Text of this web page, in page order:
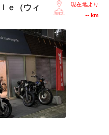
ｅ（ウィ
現在地より
-- km